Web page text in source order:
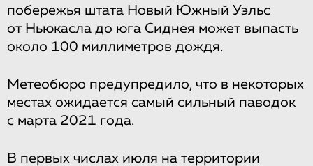
побережья штата Новый Южный Уэльс
от Ньюкасла до юга Сиднея может выпасть
около 100 миллиметров дождя.
Метеобюро предупредило, что в некоторых
местах ожидается самый сильный паводок
с марта 2021 года.
В первых числах июля на территории